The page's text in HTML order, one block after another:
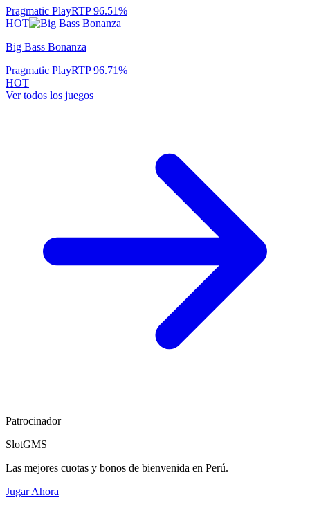
Pragmatic PlayRTP96.51%
HOT
Big Bass Bonanza
Pragmatic PlayRTP96.71%
HOT
Ver todos los juegos
Patrocinador
SlotGMS
Las mejores cuotas y bonos de bienvenida en Perú.
Jugar Ahora